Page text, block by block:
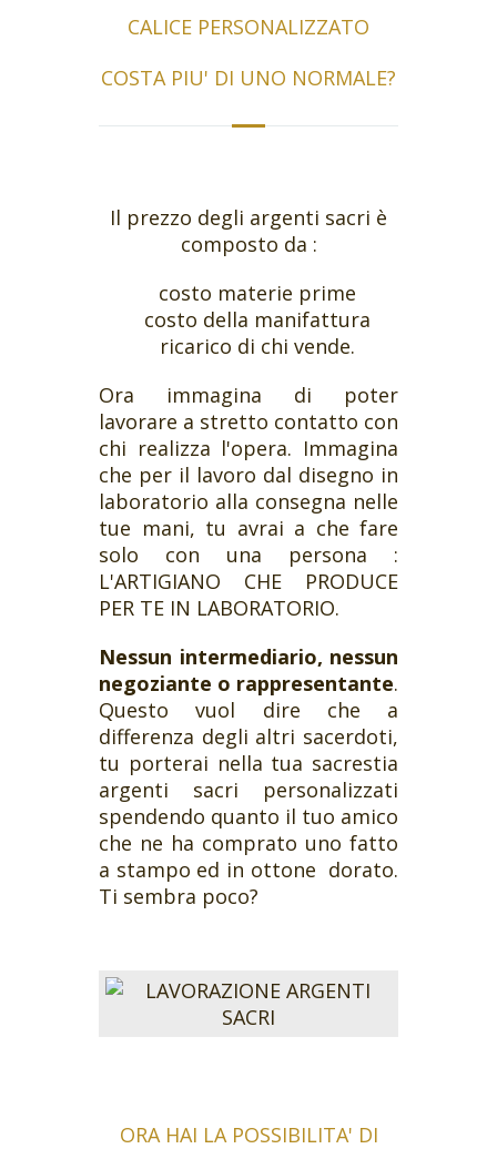
CALICE PERSONALIZZATO
COSTA PIU' DI UNO NORMALE?
Il prezzo degli argenti sacri è
composto da :
costo materie prime
costo della manifattura
ricarico di chi vende.
Ora immagina di poter
lavorare a stretto contatto con
chi realizza l'opera. Immagina
che per il lavoro dal disegno in
laboratorio alla consegna nelle
tue mani, tu avrai a che fare
solo con una persona :
L'ARTIGIANO CHE PRODUCE
PER TE IN LABORATORIO.
Nessun intermediario, nessun
negoziante o rappresentante.
Questo vuol dire che a
differenza degli altri sacerdoti,
tu porterai nella tua sacrestia
argenti sacri personalizzati
spendendo quanto il tuo amico
che ne ha comprato uno fatto
a stampo ed in ottone dorato.
Ti sembra poco?
ORA HAI LA POSSIBILITA' DI